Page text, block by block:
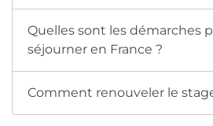
Quelles sont les démarches
séjourner en France ?
Comment renouveler le